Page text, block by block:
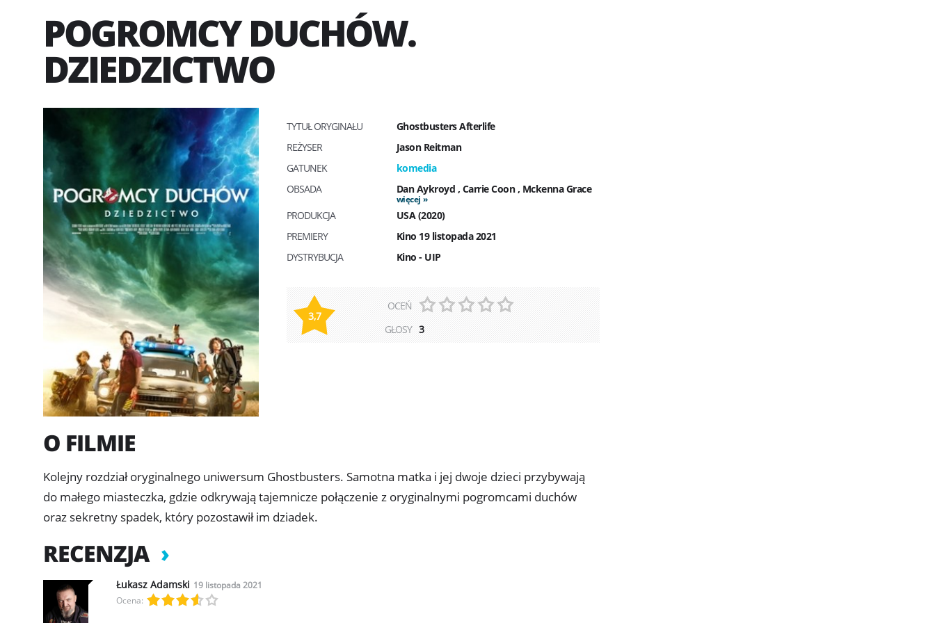
POGROMCY DUCHÓW.
DZIEDZICTWO
TYTUŁ ORYGINAŁU
Ghostbusters Afterlife
REŻYSER
Jason Reitman
GATUNEK
komedia
OBSADA
Dan Aykroyd , Carrie Coon , Mckenna Grace
więcej
PRODUKCJA
USA (2020)
PREMIERY
Kino 19 listopada 2021
DYSTRYBUCJA
Kino - UIP
3,7
OCEŃ
GŁOSY 3
O FILMIE
Kolejny rozdział oryginalnego uniwersum Ghostbusters. Samotna matka i jej dwoje dzieci przybywają
do małego miasteczka, gdzie odkrywają tajemnicze połączenie z oryginalnymi pogromcami duchów
oraz sekretny spadek, który pozostawił im dziadek.
RECENZJA
Łukasz Adamski 19 listopada 2021
Ocena: